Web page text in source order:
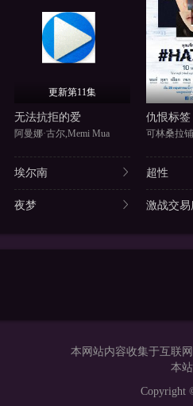
更新第11集
无法抗拒的爱
阿曼娜·古尔,Memi Mua
仇恨标签
埃尔南 超性
夜梦 激战交易
本网站内容收集于互联
本
Copyright